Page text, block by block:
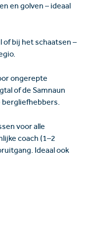
en golven – ideaal
of bij het schaatsen –
ongerepte
of de Samnaun
bergliefhebbers.
voor alle
coach (1–2
Ideaal ook